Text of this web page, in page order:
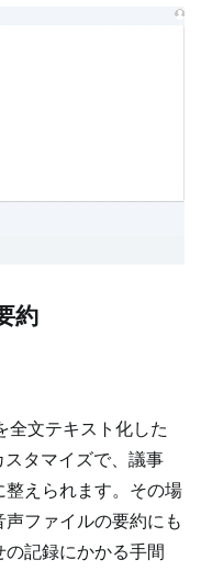
約
全文テキスト化した
スタマイズで、議事
えられます。その場
ファイルの要約にも
記録にかかる手間